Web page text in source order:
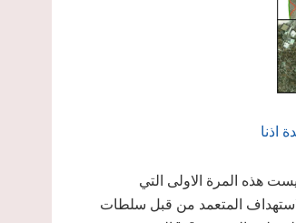
اذنا
هذه المرة الاولى التي
المتعمد من قبل سلطات